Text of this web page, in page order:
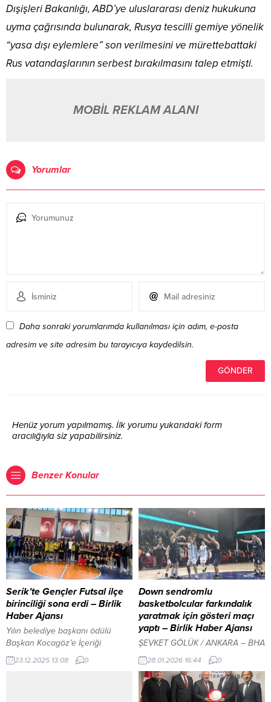
Dışişleri Bakanlığı, ABD’ye uluslararası deniz hukukuna
uyma çağrısında bulunarak, Rusya tescilli gemiye yönelik
“yasa dışı eylemlere” son verilmesini ve mürettebattaki
Rus vatandaşlarının serbest bırakılmasını talep etmişti.
MOBİL REKLAM ALANI
Yorumlar
Daha sonraki yorumlarımda kullanılması için adım, e-posta
adresim ve site adresim bu tarayıcıya kaydedilsin.
Henüz yorum yapılmamış. İlk yorumu yukarıdaki form
aracılığıyla siz yapabilirsiniz.
Benzer Konular
Serik’te Gençler Futsal ilçe
birinciliği sona erdi – Birlik
Haber Ajansı
Yılın belediye başkanı ödülü
Başkan Kocagöz’e İçeriği
Görüntüle YAZI ARASI REKLAM
ALANI ANTALYA-BHA 2025-2026
23.12.2025 13:08 0
Down sendromlu
basketbolcular farkındalık
yaratmak için gösteri maçı
yaptı – Birlik Haber Ajansı
ŞEVKET GÖLÜK / ANKARA – BHA
Down sendromlu sporculardan
oluşan ‘Ankara Hayatın Artı Biri
Spor Kulübü’, Ankara Spor
Salonu’nda farkındalık
28.01.2026 16:44 0